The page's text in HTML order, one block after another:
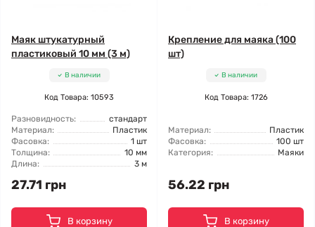
Маяк штукатурный
пластиковый 10 мм (3 м)
В наличии
Код Товара: 10593
Разновидность:
стандарт
Материал:
Пластик
Фасовка:
1 шт
Толщина:
10 мм
Длина:
3 м
27.71 грн
В корзину
Крепление для маяка (100
шт)
В наличии
Код Товара: 1726
Материал:
Пластик
Фасовка:
100 шт
Категория:
Маяки
56.22 грн
В корзину